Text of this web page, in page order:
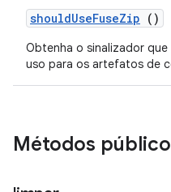
shouldUseFuseZip ()
Obtenha o sinalizador
uso para os artefatos de
Métodos